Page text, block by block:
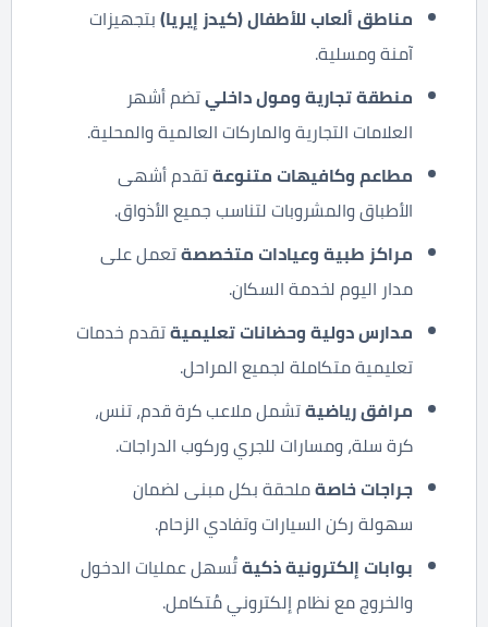
مناطق ألعاب للأطفال (كيدز إيريا)بتجهيزات
آمنة ومسلية.
منطقة تجارية ومول داخليتضم أشهر
العلامات التجارية والماركات العالمية والمحلية.
مطاعم وكافيهات متنوعةتقدم أشهى
الأطباق والمشروبات لتناسب جميع الأذواق.
مراكز طبية وعيادات متخصصةتعمل على
مدار اليوم لخدمة السكان.
مدارس دولية وحضانات تعليميةتقدم خدمات
تعليمية متكاملة لجميع المراحل.
مرافق رياضيةتشمل ملاعب كرة قدم، تنس،
كرة سلة، ومسارات للجري وركوب الدراجات.
جراجات خاصةملحقة بكل مبنى لضمان
سهولة ركن السيارات وتفادي الزحام.
بوابات إلكترونية ذكيةتُسهل عمليات الدخول
والخروج مع نظام إلكتروني مُتكامل.